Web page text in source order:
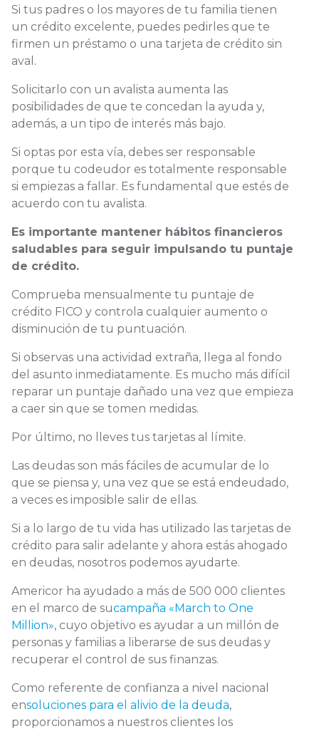
Si tus padres o los mayores de tu familia tienen
un crédito excelente, puedes pedirles que te
firmen un préstamo o una tarjeta de crédito sin
aval.
Solicitarlo con un avalista aumenta las
posibilidades de que te concedan la ayuda y,
además, a un tipo de interés más bajo.
Si optas por esta vía, debes ser responsable
porque tu codeudor es totalmente responsable
si empiezas a fallar. Es fundamental que estés de
acuerdo con tu avalista.
Es importante mantener hábitos financieros
saludables para seguir impulsando tu puntaje
de crédito.
Comprueba mensualmente tu puntaje de
crédito FICO y controla cualquier aumento o
disminución de tu puntuación.
Si observas una actividad extraña, llega al fondo
del asunto inmediatamente. Es mucho más difícil
reparar un puntaje dañado una vez que empieza
a caer sin que se tomen medidas.
Por último, no lleves tus tarjetas al límite.
Las deudas son más fáciles de acumular de lo
que se piensa y, una vez que se está endeudado,
a veces es imposible salir de ellas.
Si a lo largo de tu vida has utilizado las tarjetas de
crédito para salir adelante y ahora estás ahogado
en deudas, nosotros podemos ayudarte.
Americor ha ayudado a más de 500 000 clientes
en el marco de sucampaña «March to One
Million», cuyo objetivo es ayudar a un millón de
personas y familias a liberarse de sus deudas y
recuperar el control de sus finanzas.
Como referente de confianza a nivel nacional
ensoluciones para el alivio de la deuda,
proporcionamos a nuestros clientes los